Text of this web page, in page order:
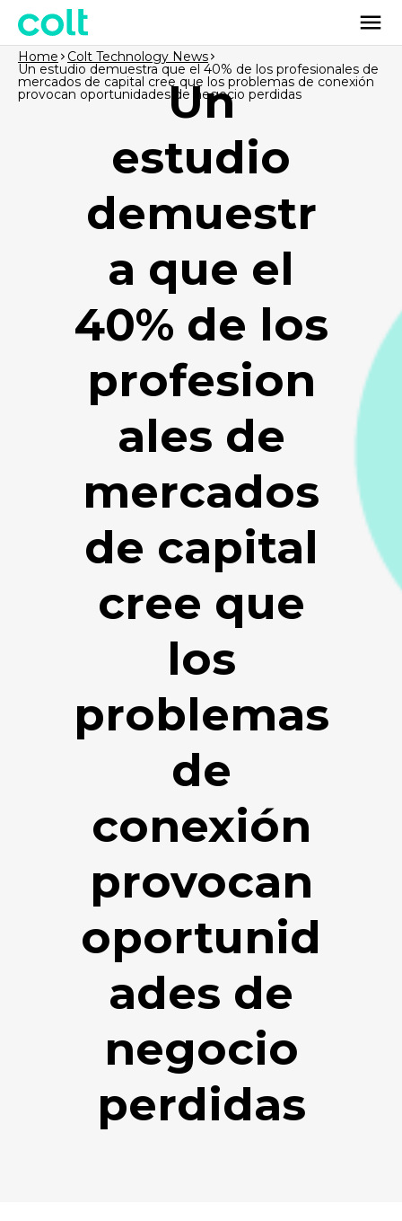
Un
estudio
demuestr
a que el
40% de los
profesion
ales de
mercados
de capital
cree que
los
problemas
de
conexión
provocan
oportunid
ades de
negocio
perdidas
Home Colt Technology News
Un estudio demuestra que el 40% de los profesionales de
mercados de capital cree que los problemas de conexión
provocan oportunidades de negocio perdidas